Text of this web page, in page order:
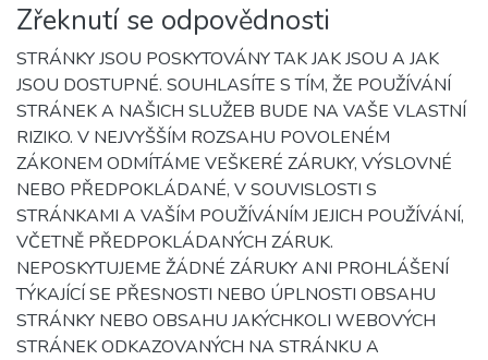
Zřeknutí se odpovědnosti
STRÁNKY JSOU POSKYTOVÁNY TAK JAK JSOU A JAK
JSOU DOSTUPNÉ. SOUHLASÍTE S TÍM, ŽE POUŽÍVÁNÍ
STRÁNEK A NAŠICH SLUŽEB BUDE NA VAŠE VLASTNÍ
RIZIKO. V NEJVYŠŠÍM ROZSAHU POVOLENÉM
ZÁKONEM ODMÍTÁME VEŠKERÉ ZÁRUKY, VÝSLOVNÉ
NEBO PŘEDPOKLÁDANÉ, V SOUVISLOSTI S
STRÁNKAMI A VAŠÍM POUŽÍVÁNÍM JEJICH POUŽÍVÁNÍ,
VČETNĚ PŘEDPOKLÁDANÝCH ZÁRUK.
NEPOSKYTUJEME ŽÁDNÉ ZÁRUKY ANI PROHLÁŠENÍ
TÝKAJÍCÍ SE PŘESNOSTI NEBO ÚPLNOSTI OBSAHU
STRÁNKY NEBO OBSAHU JAKÝCHKOLI WEBOVÝCH
STRÁNEK ODKAZOVANÝCH NA STRÁNKU A